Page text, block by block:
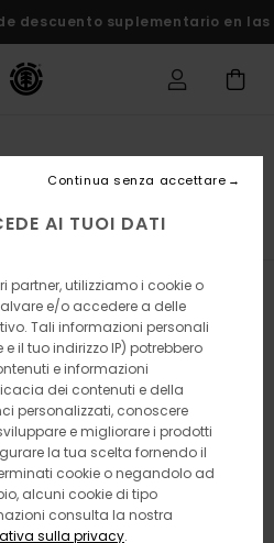
descuento suplementario en
cappuccio
Pantaloni
9 Risultati
AI TUOI DATI
partner, utilizziamo i cookie o
e/o accedere a delle
Tali informazioni personali
il tuo indirizzo IP) potrebbero
e informazioni
dei contenuti e della
personalizzati, conoscere
e migliorare i prodotti
la tua scelta fornendo il
cookie o negandolo ad
alcuni cookie di tipo
consulta la nostra
sulla privacy.
Continua senza accettare